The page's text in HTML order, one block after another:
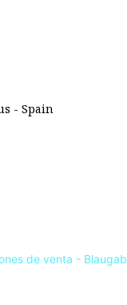
- Spain
de venta - Blaugab